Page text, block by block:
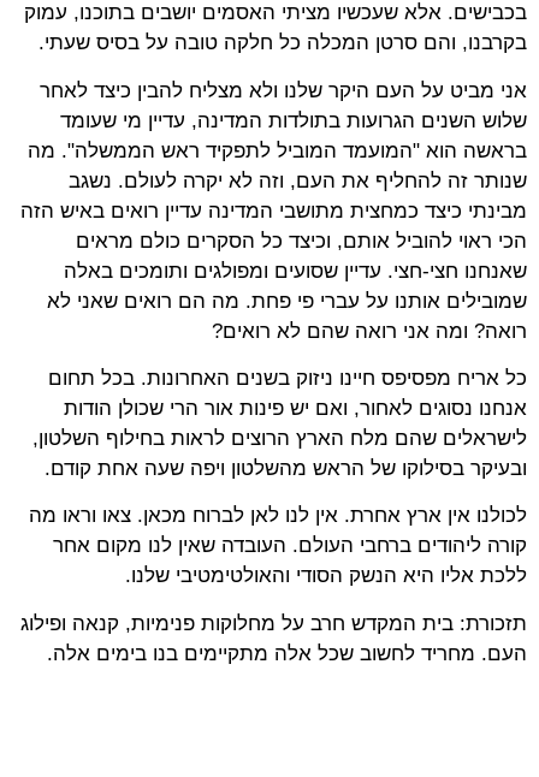
בכבישים. אלא שעכשיו מציתי האסמים יושבים בתוכנו, עמוק
בקרבנו, והם סרטן המכלה כל חלקה טובה על בסיס שעתי.
אני מביט על העם היקר שלנו ולא מצליח להבין כיצד לאחר
שלוש השנים הגרועות בתולדות המדינה, עדיין מי שעומד
בראשה הוא "המועמד המוביל לתפקיד ראש הממשלה". מה
שנותר זה להחליף את העם, וזה לא יקרה לעולם. נשגב
מבינתי כיצד כמחצית מתושבי המדינה עדיין רואים באיש הזה
הכי ראוי להוביל אותם, וכיצד כל הסקרים כולם מראים
שאנחנו חצי-חצי. עדיין שסועים ומפולגים ותומכים באלה
שמובילים אותנו על עברי פי פחת. מה הם רואים שאני לא
רואה? ומה אני רואה שהם לא רואים?
כל אריח מפסיפס חיינו ניזוק בשנים האחרונות. בכל תחום
אנחנו נסוגים לאחור, ואם יש פינות אור הרי שכולן הודות
לישראלים שהם מלח הארץ הרוצים לראות בחילוף השלטון,
ובעיקר בסילוקו של הראש מהשלטון ויפה שעה אחת קודם.
לכולנו אין ארץ אחרת. אין לנו לאן לברוח מכאן. צאו וראו מה
קורה ליהודים ברחבי העולם. העובדה שאין לנו מקום אחר
ללכת אליו היא הנשק הסודי והאולטימטיבי שלנו.
תזכורת: בית המקדש חרב על מחלוקות פנימיות, קנאה ופילוג
העם. מחריד לחשוב שכל אלה מתקיימים בנו בימים אלה.